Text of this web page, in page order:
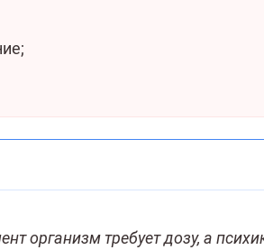
организм требует дозу, а